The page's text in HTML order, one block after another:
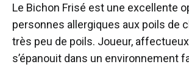
Le Bichon Frisé est une excellente
personnes allergiques aux poils de
très peu de poils. Joueur,
s’épanouit dans un environnement